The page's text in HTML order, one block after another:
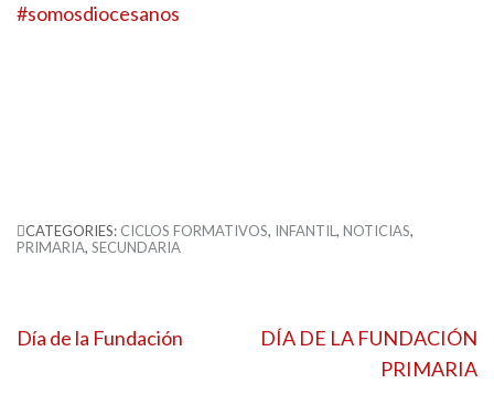
#somosdiocesanos
CATEGORIES: CICLOS FORMATIVOS, INFANTIL , NOTICIAS,
PRIMARIA, SECUNDARIA
Navegación
Día de la Fundación
DÍA DE LA FUNDACIÓN
PRIMARIA